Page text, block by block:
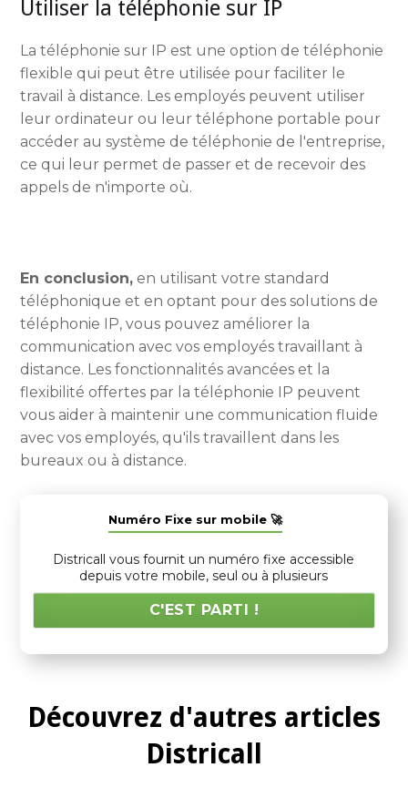
Utiliser la téléphonie sur IP
La téléphonie sur IP est une option de téléphonie
flexible qui peut être utilisée pour faciliter le
travail à distance. Les employés peuvent utiliser
leur ordinateur ou leur téléphone portable pour
accéder au système de téléphonie de l'entreprise,
ce qui leur permet de passer et de recevoir des
appels de n'importe où.
En conclusion, en utilisant votre standard
téléphonique et en optant pour des solutions de
téléphonie IP, vous pouvez améliorer la
communication avec vos employés travaillant à
distance. Les fonctionnalités avancées et la
flexibilité offertes par la téléphonie IP peuvent
vous aider à maintenir une communication fluide
avec vos employés, qu'ils travaillent dans les
bureaux ou à distance.
Numéro Fixe sur mobile 🚀
Districall vous fournit un numéro fixe accessible
depuis votre mobile, seul ou à plusieurs
C'EST PARTI !
Découvrez d'autres articles
Districall